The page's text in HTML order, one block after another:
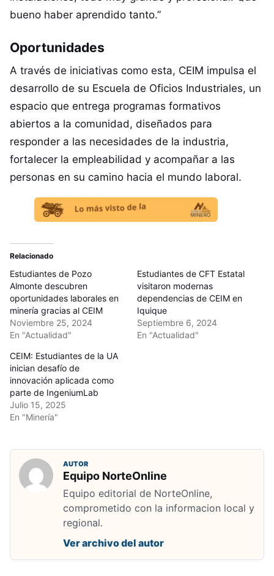
bueno haber aprendido tanto.”
Oportunidades
A través de iniciativas como esta, CEIM impulsa el
desarrollo de su Escuela de Oficios Industriales, un
espacio que entrega programas formativos
abiertos a la comunidad, diseñados para
responder a las necesidades de la industria,
fortalecer la empleabilidad y acompañar a las
personas en su camino hacia el mundo laboral.
Relacionado
Estudiantes de Pozo
Almonte descubren
oportunidades laborales en
minería gracias al CEIM
Noviembre 25, 2024
En "Actualidad"
Estudiantes de CFT Estatal
visitaron modernas
dependencias de CEIM en
Iquique
Septiembre 6, 2024
En "Actualidad"
CEIM: Estudiantes de la UA
inician desafío de
innovación aplicada como
parte de IngeniumLab
Julio 15, 2025
En "Minería"
AUTOR
Equipo NorteOnline
Equipo editorial de NorteOnline,
comprometido con la informacion local y
regional.
Ver archivo del autor